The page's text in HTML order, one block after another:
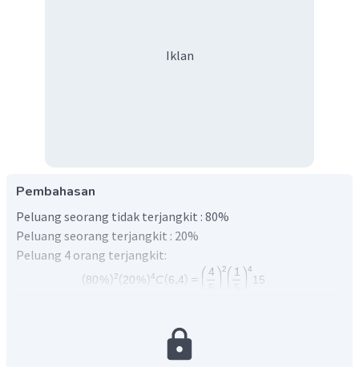
Iklan
Pembahasan
Peluang seorang tidak terjangkit : 80%
Peluang seorang terjangkit : 20%
Peluang 4 orang terjangkit: